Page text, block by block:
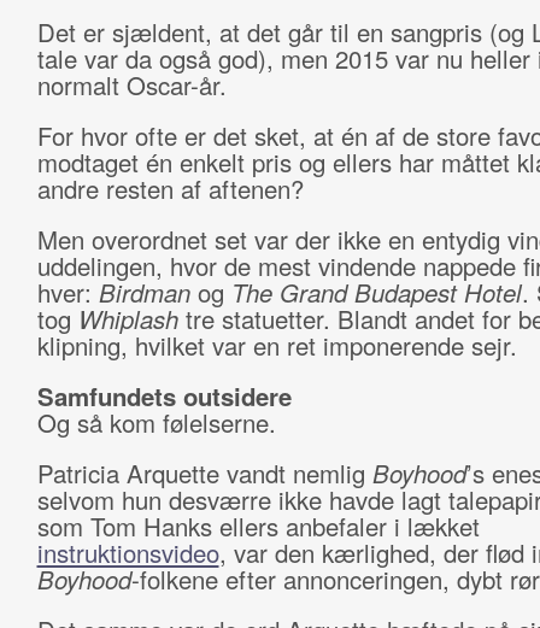
Det er sjældent, at det går til en sangpris (og
tale var da også god), men 2015 var nu heller
normalt Oscar-år.
For hvor ofte er det sket, at én af de store
modtaget én enkelt pris og ellers har måttet
andre resten af aftenen?
Men overordnet set var der ikke en entydig
uddelingen, hvor de mest vindende nappede
hver: Birdmanog The Grand Budapest Hotel.
tog Whiplashtre statuetter. Blandt andet for
klipning, hvilket var en ret imponerende sejr.
Samfundets outsidere
Og så kom følelserne.
Patricia Arquette vandt nemlig Boyhood’s
selvom hun desværre ikke havde lagt
som Tom Hanks ellers anbefaler i lækket
instruktionsvideo, var den kærlighed, der flød
Boyhood-folkene efter annonceringen, dybt